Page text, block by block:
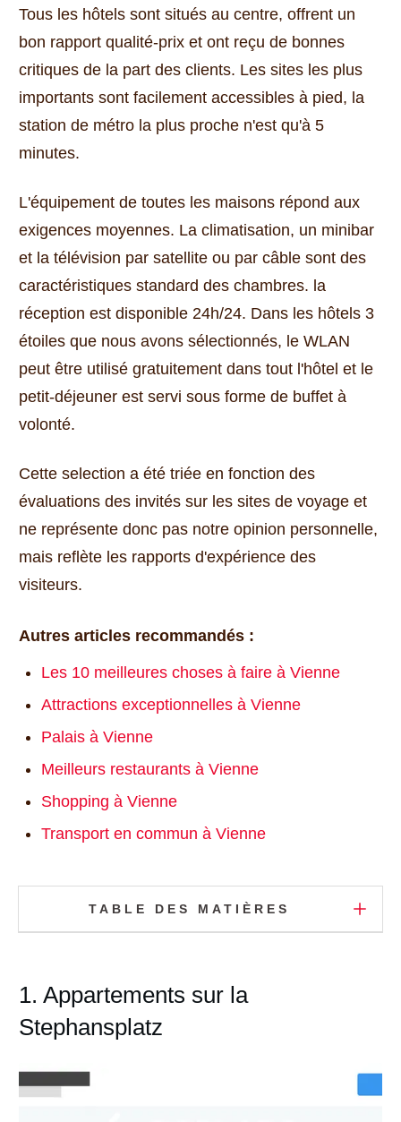
Tous les hôtels sont situés au centre, offrent un
bon rapport qualité-prix et ont reçu de bonnes
critiques de la part des clients. Les sites les plus
importants sont facilement accessibles à pied, la
station de métro la plus proche n'est qu'à 5
minutes.
L'équipement de toutes les maisons répond aux
exigences moyennes. La climatisation, un minibar
et la télévision par satellite ou par câble sont des
caractéristiques standard des chambres. la
réception est disponible 24h/24. Dans les hôtels 3
étoiles que nous avons sélectionnés, le WLAN
peut être utilisé gratuitement dans tout l'hôtel et le
petit-déjeuner est servi sous forme de buffet à
volonté.
Cette selection a été triée en fonction des
évaluations des invités sur les sites de voyage et
ne représente donc pas notre opinion personnelle,
mais reflète les rapports d'expérience des
visiteurs.
Autres articles recommandés :
Les 10 meilleures choses à faire à Vienne
Attractions exceptionnelles à Vienne
Palais à Vienne
Meilleurs restaurants à Vienne
Shopping à Vienne
Transport en commun à Vienne
TABLE DES MATIÈRES
1. Appartements sur la
Stephansplatz